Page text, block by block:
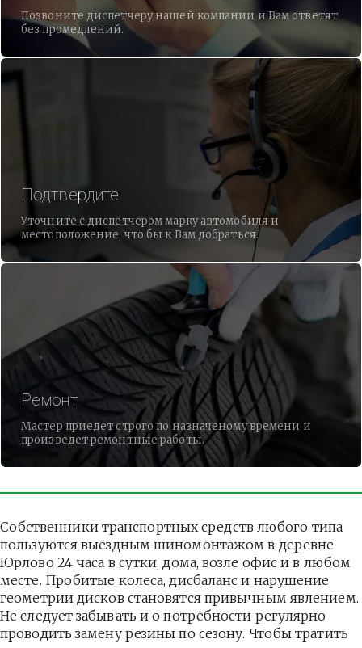
Позвоните диспетчеру нашей компании и Вам ответят
без промедлений.
Подтвердите
Уточните с диспетчером марку автомобиля и
местоположение, что бы к Вам добраться.
Ремонт
Мастер приедет строго по назначеному времени и
произведет ремонтные работы.
Собственники транспортных средств любого типа
пользуются выездным шиномонтажом в деревне
Юрлово 24 часа в сутки, дома, возле офис и в любом
месте. Пробитые колеса, дисбаланс и нарушение
геометрии дисков становятся привычным явлением.
Не следует забывать и о потребности регулярно
проводить замену резины по сезону. Чтобы тратить